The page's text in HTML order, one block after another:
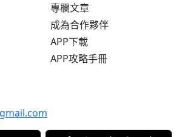
專欄文章
成為合作夥伴
APP下載
APP攻略手冊